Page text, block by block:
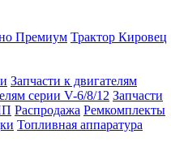
Премиум Трактор Кировец
Запчасти к двигателям
серии V-6/8/12 Запчасти
Распродажа Ремкомплекты
Топливная аппаратура